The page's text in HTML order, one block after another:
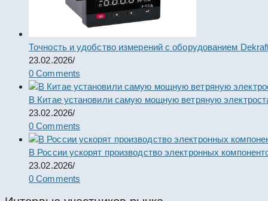
Точность и удобство измерений с оборудованием
23.02.2026/
0 Comments
В Китае установили самую мощную ветряную
23.02.2026/
0 Comments
В России ускорят производство электронных
23.02.2026/
0 Comments